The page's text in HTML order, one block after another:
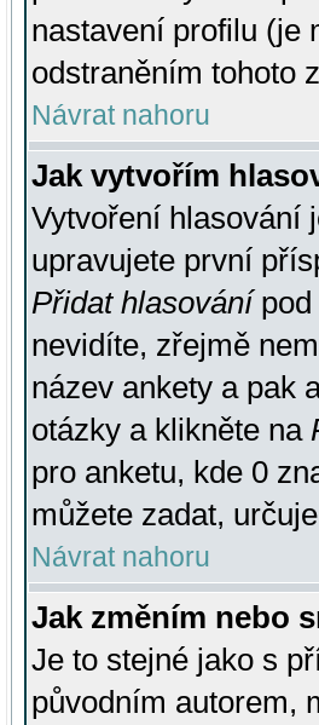
nastavení profilu (je
odstraněním tohoto
Návrat nahoru
Jak vytvořím
Vytvoření hlasování
upravujete první
Přidat hlasovánípod
nevidíte, zřejmě
název ankety a pak
otázky a klikněte na
pro anketu, kde 0
můžete zadat,
Návrat nahoru
Jak změním nebo
Je to stejné jako s
původním autorem,